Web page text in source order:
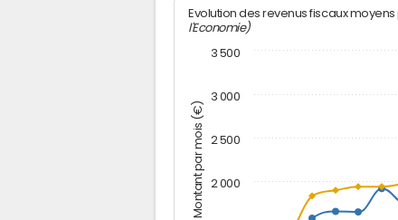
Montant par mois (€)
Evolution des revenus fiscaux
l'Economie)
2 000
2 500
3 000
3 500